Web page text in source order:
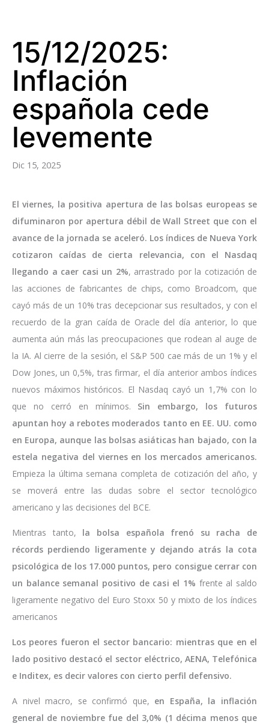
15/12/2025:
Inflación
española cede
levemente
Dic 15, 2025
El viernes, la positiva apertura de las bolsas europeas se
difuminaron por apertura débil de Wall Street que con el
avance de la jornada se aceleró. Los índices de Nueva York
cotizaron caídas de cierta relevancia, con el Nasdaq
llegando a caer casi un 2%, arrastrado por la cotización de
las acciones de fabricantes de chips, como Broadcom, que
cayó más de un 10% tras decepcionar sus resultados, y con el
recuerdo de la gran caída de Oracle del día anterior, lo que
aumenta aún más las preocupaciones que rodean al auge de
la IA. Al cierre de la sesión, el S&P 500 cae más de un 1% y el
Dow Jones, un 0,5%, tras firmar, el día anterior ambos índices
nuevos máximos históricos. El Nasdaq cayó un 1,7% con lo
que no cerró en mínimos.
Sin embargo, los futuros
apuntan hoy a rebotes moderados tanto en EE. UU. como
en Europa, aunque las bolsas asiáticas han bajado, con la
estela negativa del viernes en los mercados americanos.
Empieza la última semana completa de cotización del año, y
se moverá entre las dudas sobre el sector tecnológico
americano y las decisiones del BCE.
Mientras tanto,
la bolsa española frenó su racha de
récords perdiendo ligeramente y dejando atrás la cota
psicológica de los 17.000 puntos, pero consigue cerrar con
un balance semanal positivo de casi el 1% frente al saldo
ligeramente negativo del Euro Stoxx 50 y mixto de los índices
americanos
Los peores fueron el sector bancario: mientras que en el
lado positivo destacó el sector eléctrico, AENA, Telefónica
e Inditex, es decir valores con cierto perfil defensivo.
A nivel macro, se confirmó que, en España, la inflación
general de noviembre fue del 3,0% (1 décima menos que